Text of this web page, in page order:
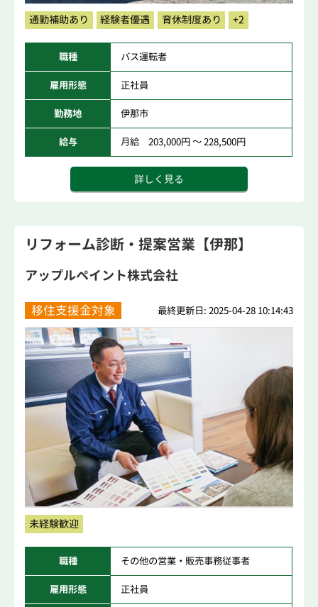
通勤補助あり 経験者優遇 育休制度あり +2
職種 バス運転者
雇用形態 正社員
勤務地 伊那市
給与 月給 203,000円 ～ 228,500円
詳しく見る
リフォーム診断・提案営業【伊那】
アップルペイント株式会社
移住支援金対象 最終更新日: 2025-04-28 10:14:43
未経験歓迎
職種 その他の営業・販売事務従事者
雇用形態 正社員